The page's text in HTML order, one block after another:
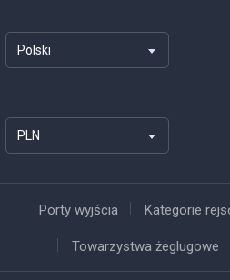
Polski
PLN
Porty wyjścia Kategorie
Towarzystwa żeglugowe